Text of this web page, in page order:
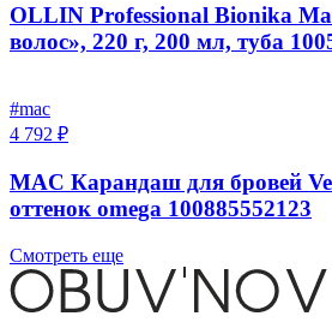
OLLIN Professional Bionika
волос», 220 г, 200 мл, туба
#mac
4 792 ₽
MAC Карандаш для бровей
оттенок omega 100885552123
Смотреть еще